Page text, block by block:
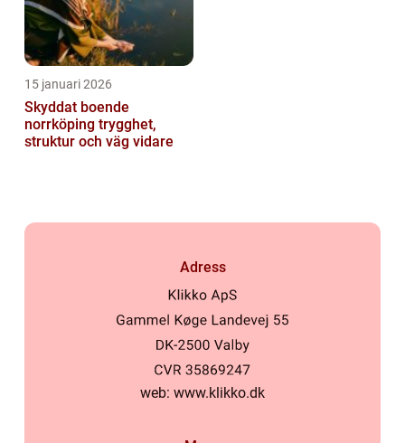
15 januari 2026
Skyddat boende
norrköping trygghet,
struktur och väg vidare
Adress
web: www.klikko.dk